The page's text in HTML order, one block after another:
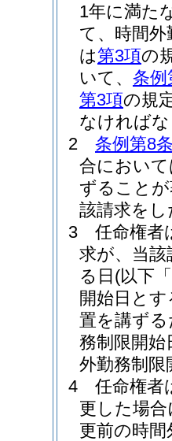
1年に満た
て、時間
は第3項の
いて、 条例
第3項の規
なければ
2
条例第8
合におい
ずること
該請求を
3
任命権者
求が、当
る日 (以下
開始日と
置を講ず
務制限開
外勤務制
4
任命権者
更した場
更前の時